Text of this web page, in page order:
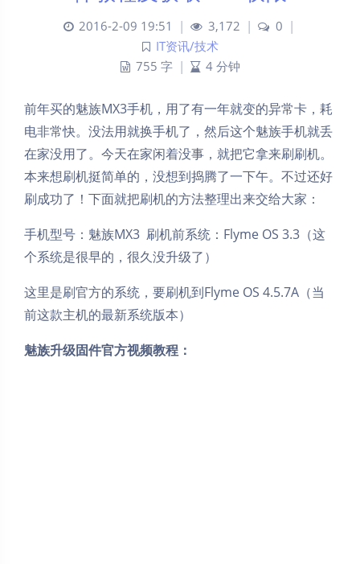
2016-2-09 19:51 3,172 0
IT资讯/技术
755 字
4 分钟
前年买的魅族MX3手机，用了有一年就变的异常卡，耗
电非常快。没法用就换手机了，然后这个魅族手机就丢
在家没用了。今天在家闲着没事，就把它拿来刷刷机。
本来想刷机挺简单的，没想到捣腾了一下午。不过还好
刷成功了！下面就把刷机的方法整理出来交给大家：
手机型号：魅族MX3 刷机前系统：Flyme OS 3.3（这
个系统是很早的，很久没升级了）
这里是刷官方的系统，要刷机到Flyme OS 4.5.7A（当
前这款主机的最新系统版本）
魅族升级固件官方视频教程：